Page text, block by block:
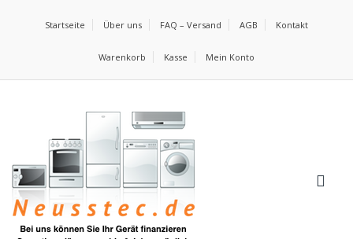
Startseite Über uns FAQ – Versand AGB Kontakt
Warenkorb Kasse Mein Konto